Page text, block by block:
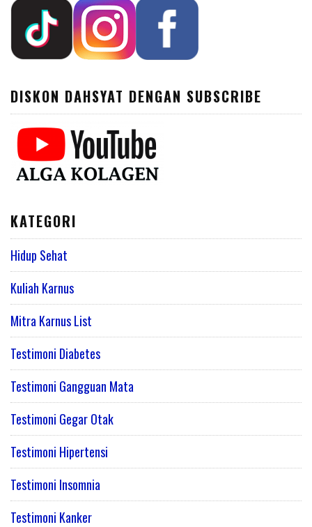
DISKON DAHSYAT DENGAN SUBSCRIBE
KATEGORI
Hidup Sehat
Kuliah Karnus
Mitra Karnus List
Testimoni Diabetes
Testimoni Gangguan Mata
Testimoni Gegar Otak
Testimoni Hipertensi
Testimoni Insomnia
Testimoni Kanker